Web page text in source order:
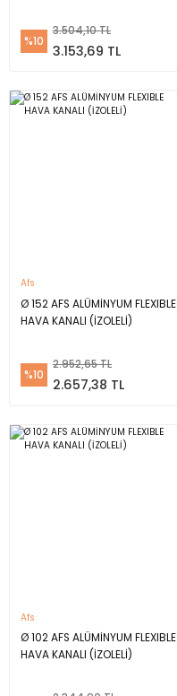
%10
3.504,10 TL
3.153,69 TL
Afs
Ø 152 AFS ALÜMİNYUM FLEXIBLE
HAVA KANALI (İZOLELİ)
%10
2.952,65 TL
2.657,38 TL
Afs
Ø 102 AFS ALÜMİNYUM FLEXIBLE
HAVA KANALI (İZOLELİ)